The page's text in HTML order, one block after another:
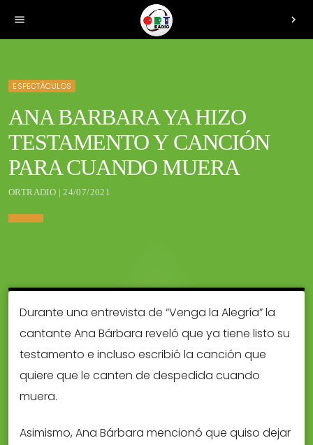
menu chevron_right
ESPECTÁCULOS
ANA BARBARA YA HIZO
TESTAMENTO Y CANCIÓN
PARA CUANDO MUERA
ORTRADIO | 24/07/2021
Durante una entrevista de “Venga la Alegría” la
cantante Ana Bárbara reveló que ya tiene listo su
testamento e incluso escribió la canción que
quiere que le canten de despedida cuando
muera.
Asimismo, Ana Bárbara mencionó que quiso dejar